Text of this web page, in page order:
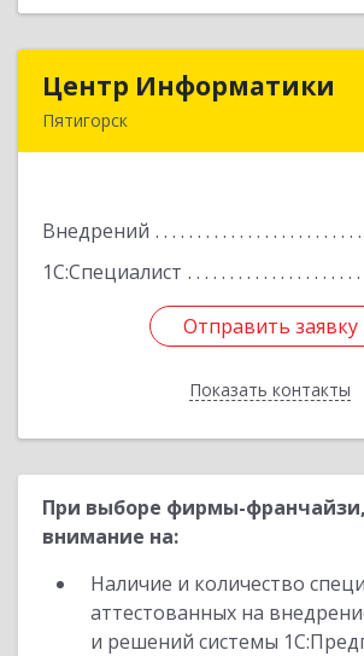
Центр Информатики
Пятигорск
Внедрений
1С:Специалист
Отправить заявку
Показать контакты
Центр
Отправить заявку
Назад
При выборе фирмы-
внимание на:
Наличие и количество
аттестованных на
и решений системы